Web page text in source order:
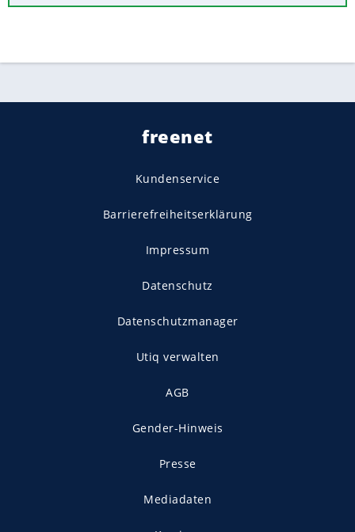
freenet
Kundenservice
Barrierefreiheitserklärung
Impressum
Datenschutz
Datenschutzmanager
Utiq verwalten
AGB
Gender-Hinweis
Presse
Mediadaten